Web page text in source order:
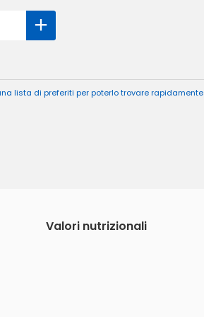
lista di preferiti per poterlo trovare rapidamente
Valori nutrizionali